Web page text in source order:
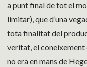
a punt final de tot el
limitar), que d’una
tota finalitat del
veritat, el coneixement
no era en mans de